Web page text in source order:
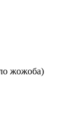
жожоба)